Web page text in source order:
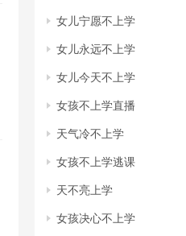
女儿宁愿不上学
女儿永远不上学
女儿今天不上学
女孩不上学直播
天气冷不上学
女孩不上学逃课
天不亮上学
女孩决心不上学